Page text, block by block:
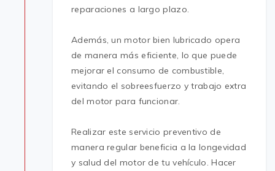
reparaciones a largo plazo.
Además, un motor bien lubricado opera
de manera más eficiente, lo que puede
mejorar el consumo de combustible,
evitando el sobreesfuerzo y trabajo extra
del motor para funcionar.
Realizar este servicio preventivo de
manera regular beneficia a la longevidad
y salud del motor de tu vehículo. Hacer